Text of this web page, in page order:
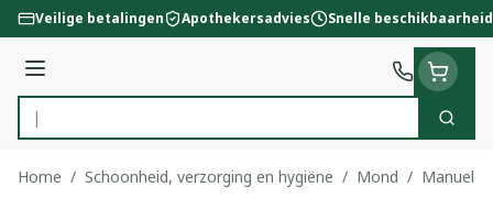
Ga naar de inhoud
Veilige betalingen Apothekersadvies Snelle beschikbaarheid
Menu
Product, merk, categorie...
Zoek
Home / Schoonheid, verzorging en hygiëne / Mond / Manuele